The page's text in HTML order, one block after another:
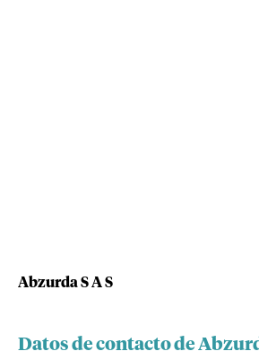
Abzurda S A S
Datos de contacto de